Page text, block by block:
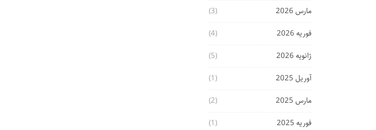
مارس 2026
(3)
فوریه 2026
(4)
ژانویه 2026
(5)
آوریل 2025
(1)
مارس 2025
(2)
فوریه 2025
(1)